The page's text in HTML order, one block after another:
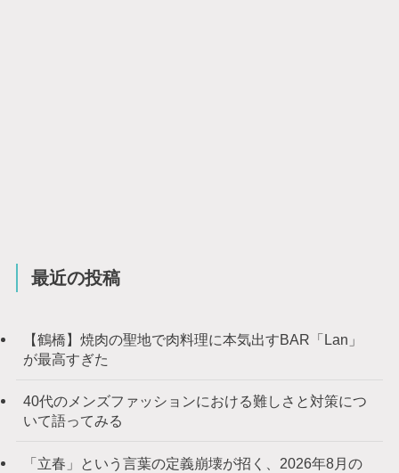
最近の投稿
【鶴橋】焼肉の聖地で肉料理に本気出すBAR「Lan」
が最高すぎた
40代のメンズファッションにおける難しさと対策につ
いて語ってみる
「立春」という言葉の定義崩壊が招く、2026年8月の